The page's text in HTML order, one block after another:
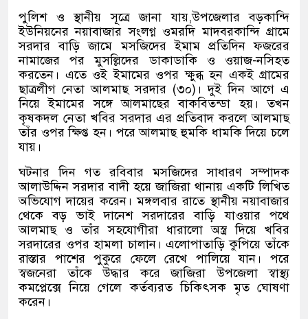
পুলিশ ও স্থানীয় সূত্রে জানা যায়,উপজেলার বড়কান্দি
ইউনিয়নের নয়াবাজার সংলগ্ন ওমরদি মাদবরকান্দি গ্রামে
সরদার বাড়ি জামে মসজিদের ইমাম প্রতিদিন ফজরের
নামাজের পর মুসল্লিদের ডাকাডাকি ও ওয়াজ-নসিহত
করতেন। এতে ওই ইমামের ওপর ক্ষুব্ধ হন একই গ্রামের
ছাত্রলীগ নেতা আলমাছ সরদার (৩০)। দুই দিন আগে এ
নিয়ে ইমামের সঙ্গে আলমাছের বাকবিতন্ডা হয়। তখন
কৃষকদল নেতা খবির সরদার এর প্রতিবাদ করলে আলমাছ
তাঁর ওপর ক্ষিপ্ত হন। পরে আলমাছ হুমকি ধামকি দিয়ে চলে
যায়।
ঘটনার দিন গত রবিবার মসজিদের সাধারণ সম্পাদক
আলাউদ্দিন সরদার বাদী হয়ে জাজিরা থানায় একটি লিখিত
অভিযোগ দায়ের করেন। মঙ্গলবার রাতে স্থানীয় নয়াবাজার
থেকে বড় ভাই দানেশ সরদারের বাড়ি যাওয়ার পথে
আলমাছ ও তাঁর সহযোগীরা ধারালো অস্ত্র দিয়ে খবির
সরদারের ওপর হামলা চালান। এলোপাতাড়ি কুপিয়ে তাঁকে
রাস্তার পাশের পুকুরে ফেলে রেখে পালিয়ে যান। পরে
স্বজনেরা তাঁকে উদ্ধার করে জাজিরা উপজেলা স্বাস্থ্য
কমপ্লেক্সে নিয়ে গেলে কর্তব্যরত চিকিৎসক মৃত ঘোষণা
করেন।